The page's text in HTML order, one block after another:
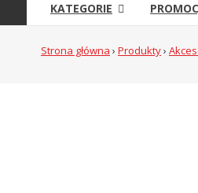
KATEGORIE
Strona główna › Produkty›